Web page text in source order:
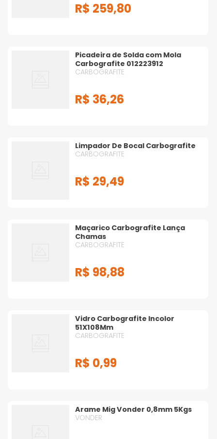
R$ 259,80
Picadeira de Solda com Mola
Carbografite 012223912
CARBOGRAFITE
R$ 36,26
Limpador De Bocal Carbografite
CARBOGRAFITE
R$ 29,49
Maçarico Carbografite Lança
Chamas
CARBOGRAFITE
R$ 98,88
Vidro Carbografite Incolor
51X108Mm
CARBOGRAFITE
R$ 0,99
Arame Mig Vonder 0,8mm 5Kgs
VONDER